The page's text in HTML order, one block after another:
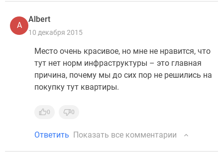
A
Albert
10 декабря 2015
Место очень красивое, но мне не нравится, что
тут нет норм инфраструктуры – это главная
причина, почему мы до сих пор не решились на
покупку тут квартиры.
0 0
Ответить Показать все комментарии